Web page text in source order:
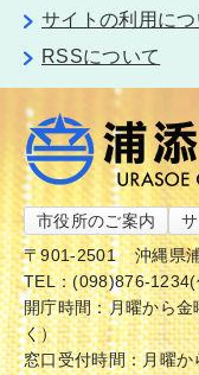
サイトの利用に
RSSについて
市役所のご案内
〒901-2501
沖縄県
TEL：(098)876-
開庁時間：月曜から
く）
窓口受付時間：月曜